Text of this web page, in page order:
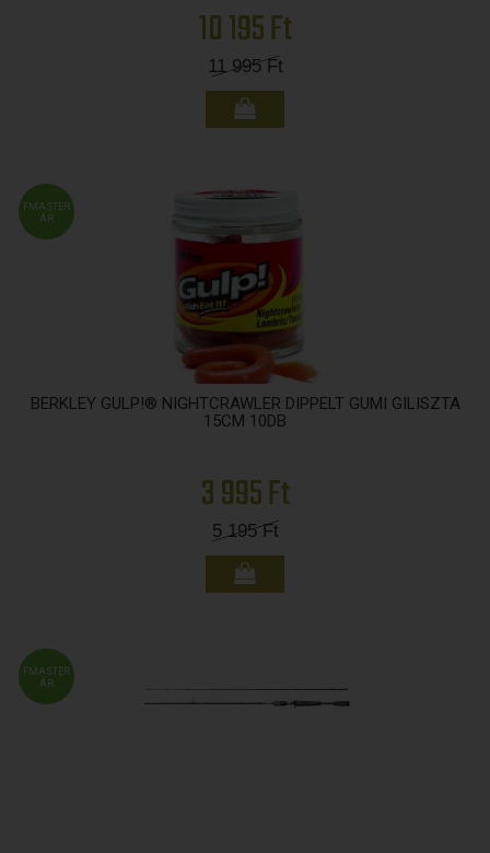
10 195 Ft
11 995Ft
FMASTER
ÁR
BERKLEY GULP!® NIGHTCRAWLER DIPPELT GUMI GILISZTA
15CM 10DB
3 995 Ft
5 195Ft
FMASTER
ÁR